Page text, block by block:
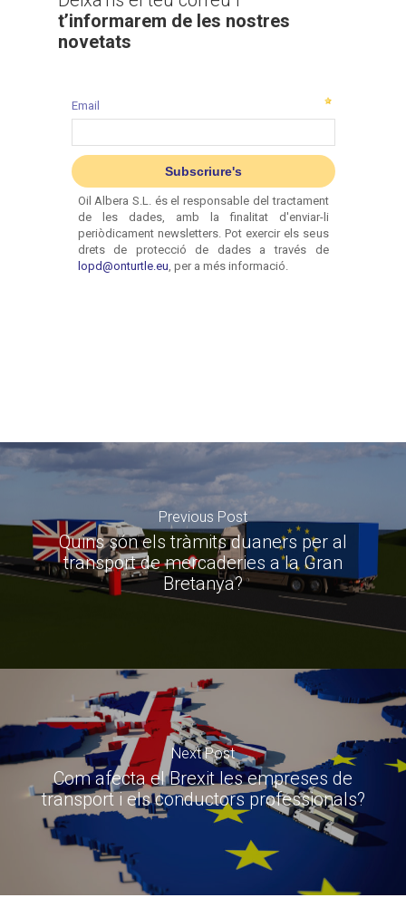
t’informarem de les nostres
novetats
Previous Post
Quins són els tràmits duaners per al
transport de mercaderies a la Gran
Bretanya?
Next Post
Com afecta el Brexit les empreses de
transport i els conductors professionals?